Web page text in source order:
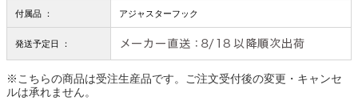
付属品 ： アジャスターフック
発送予定日 ：
※こちらの商品は受注生産品です。ご注文受付後の変更・キャンセ
ルは承れません。